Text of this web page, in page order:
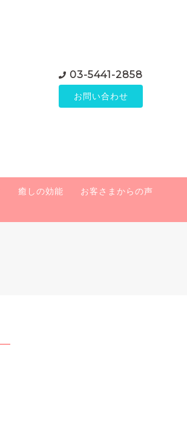
03-5441-2858
お問い合わせ
癒しの効能
お客さまからの声